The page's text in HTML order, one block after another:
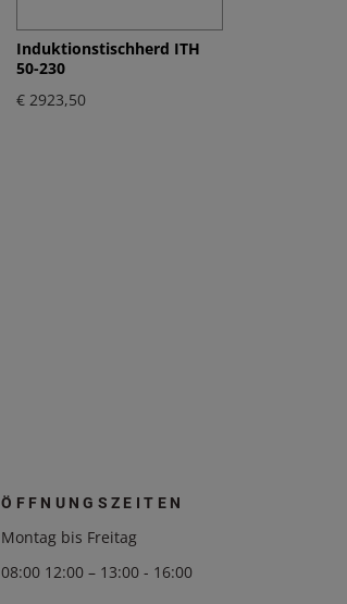
Induktionstischherd ITH
50-230
€ 2923,50
ÖFFNUNGSZEITEN
Montag bis Freitag
08:00 12:00 – 13:00 - 16:00